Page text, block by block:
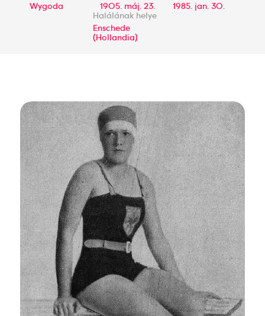
Wygoda
1905. máj. 23.
1985. jan. 30.
Halálának helye
Enschede
(Hollandia)